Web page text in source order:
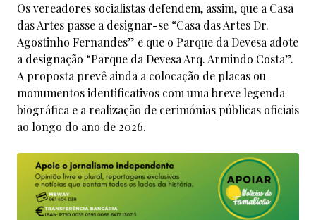
Os vereadores socialistas defendem, assim, que a Casa
das Artes passe a designar-se “Casa das Artes Dr.
Agostinho Fernandes” e que o Parque da Devesa adote
a designação “Parque da Devesa Arq. Armindo Costa”.
A proposta prevê ainda a colocação de placas ou
monumentos identificativos com uma breve legenda
biográfica e a realização de cerimónias públicas oficiais
ao longo do ano de 2026.